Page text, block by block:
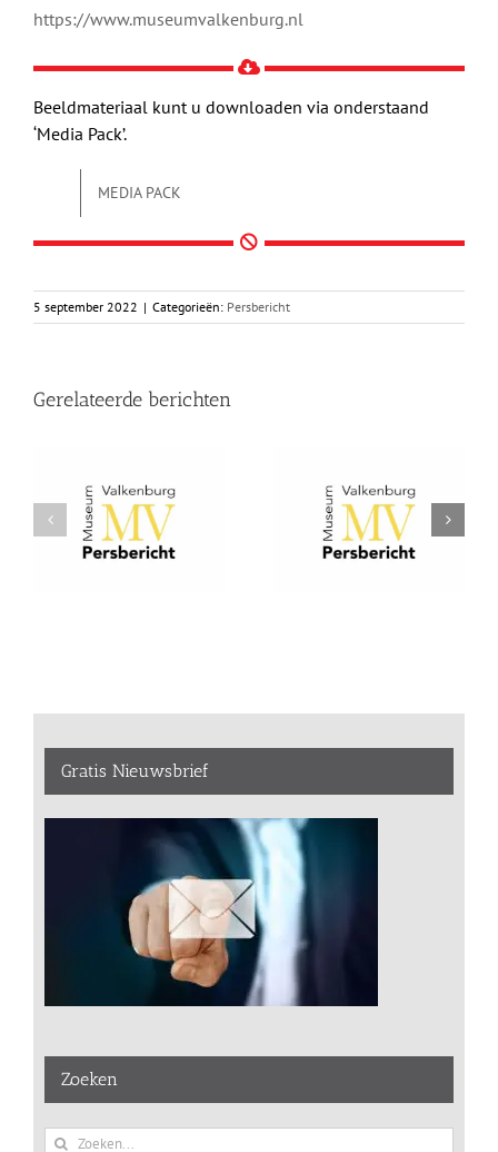
https://www.museumvalkenburg.nl
Beeldmateriaal kunt u downloaden via onderstaand
‘Media Pack’.
MEDIA PACK
5 september 2022 | Categorieën: Persbericht
Gerelateerde berichten
Gratis Nieuwsbrief
Zoeken
Zoeken